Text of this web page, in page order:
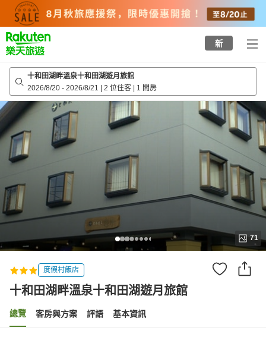
top
page
新
十和田湖畔溫泉十和田湖遊月旅館
2026/8/20 - 2026/8/21 | 2 位住客 | 1 間房
71
度假村飯店
十和田湖畔溫泉十和田湖遊月旅館
總覽 客房與方案 評語 基本資訊